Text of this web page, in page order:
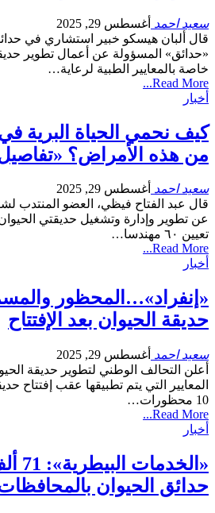
سعيد احمد أغسطس 29, 2025
قال ألبان هيسكو خبير استشاري في
«حدائق» المسؤولة عن أعمال تطوير
خاصة بالمعايير الطبية لرعاية…
Read More...
أخبار
كيف نحمي الحياة البرية
من هذه الأمراض؟
سعيد احمد أغسطس 29, 2025
قال عبد الفتاح فيظي، العضو المنتدب
عن تطوير وإدارة وتشغيل حديقتي
تعيين ٦٠ مهندسا…
Read More...
أخبار
«إنفراد»…المحظور
حديقة الحيوان بعد الإفتتاح
سعيد احمد أغسطس 29, 2025
أعلن التحالف الوطني لتطوير حديقة
المعايير التي يتم تطبيقها عقب إفتتاح
10 محظورات…
Read More...
أخبار
حدائق الحيوان بالمحافظات في